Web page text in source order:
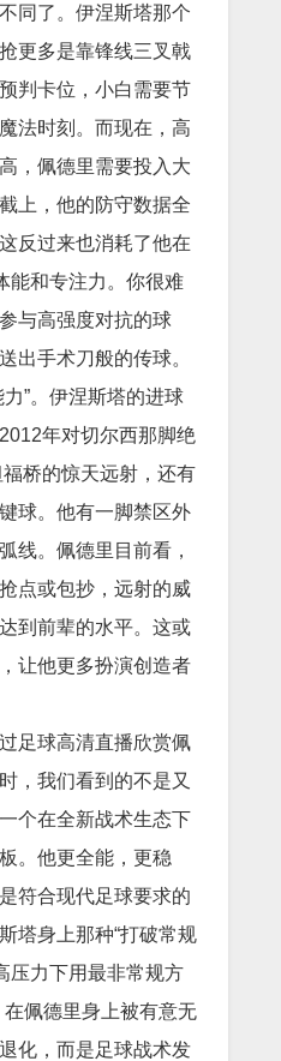
同了。伊涅斯塔那个
更多是靠锋线三叉戟
判卡位，小白需要节
法时刻。而现在，高
，佩德里需要投入大
上，他的防守数据全
反过来也消耗了他在
能和专注力。你很难
与高强度对抗的球
出手术刀般的传球。
”。伊涅斯塔的进球
年对切尔西那脚绝
桥的惊天远射，还有
球。他有一脚禁区外
线。佩德里目前看，
点或包抄，远射的威
到前辈的水平。这或
让他更多扮演创造者
足球高清直播欣赏佩
，我们看到的不是又
个在全新战术生态下
。他更全能，更稳
符合现代足球要求的
塔身上那种“打破常规
压力下用最非常规方
佩德里身上被有意无
化，而是足球战术发